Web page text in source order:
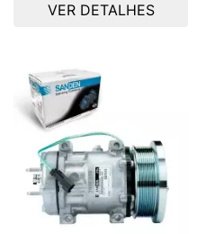
VER DETALHES